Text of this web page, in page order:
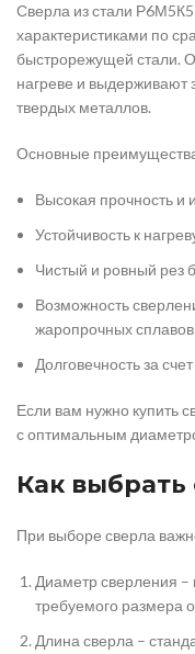
Сверла из стали
характеристиками по
быстрорежущей стали.
нагреве и выдерживают
твердых металлов.
Основные
Высокая прочность и
Устойчивость к
Чистый и ровный рез
Возможность
жаропрочных сплавов
Долговечность за
Если вам нужно купить
с оптимальным
Как
При выборе сверла
Диаметр сверления –
требуемого размера
Длина сверла –